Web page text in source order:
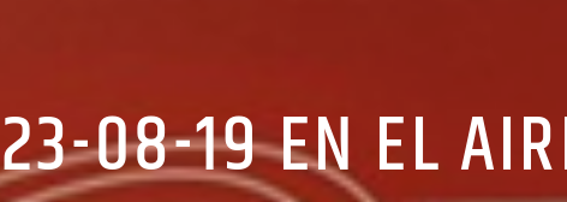
23-08-19 EN EL